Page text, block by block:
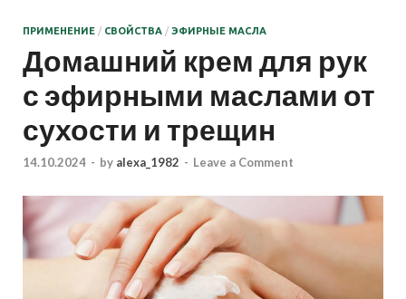
ПРИМЕНЕНИЕ / СВОЙСТВА / ЭФИРНЫЕ МАСЛА
Домашний крем для рук
с эфирными маслами от
сухости и трещин
14.10.2024 - by alexa_1982 - Leave a Comment